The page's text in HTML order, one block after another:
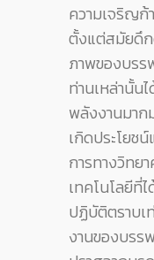
ความเจริญก้
ตั้งแต่สมัยดึก
ภาพของบรร
ท่านเหล่านั้น
พลังงานมาก
เกิดประโยช
การทางวิทย
เทคโนโลยีที่
ปฏิบัติตราบเ
งานของบรร